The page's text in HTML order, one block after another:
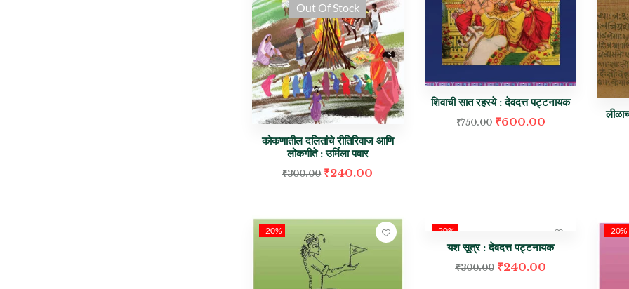
Out Of Stock
कोकणातील दलितांचे रीतिरिवाज आणि
लोकगीते : उर्मिला पवार
₹300.00 ₹240.00
शिवाची सात रहस्ये : देवदत्त पट्टनायक
₹750.00 ₹600.00
-20% -20%
यश सूत्र : देवदत्त पट्टनायक
₹300.00 ₹240.00
-20%